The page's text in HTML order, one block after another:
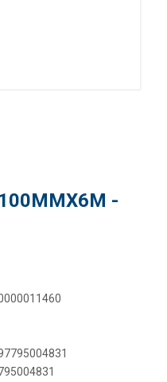
100MMX6M -